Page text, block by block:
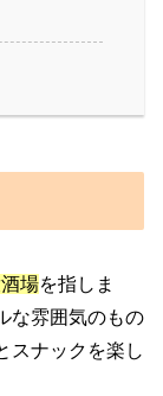
場を指しま
な雰囲気のもの
スナックを楽し